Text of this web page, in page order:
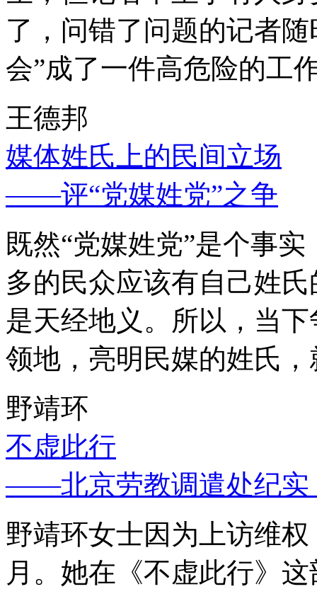
了，问错了问题的记者
会”成了一件高危险的工
王德邦
媒体姓氏上的民间立场
——评“党媒姓党”之争
既然“党媒姓党”是个事
多的民众应该有自己姓
是天经地义。所以，当
领地，亮明民媒的姓氏
野靖环
不虚此行
——北京劳教调遣处纪实
野靖环女士因为上访维
月。她在《不虚此行》